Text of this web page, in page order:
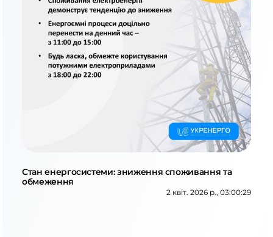
Стан енергосистеми: зниження споживання та
обмеження
2 квіт. 2026 р., 03:00:29